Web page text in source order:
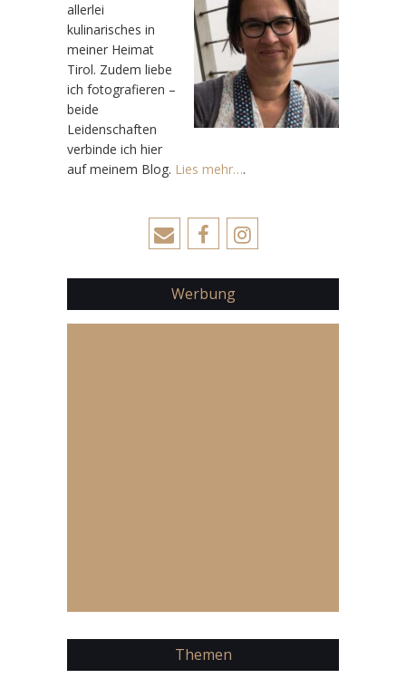
allerlei
kulinarisches in
meiner Heimat
Tirol. Zudem liebe
ich fotografieren –
beide
Leidenschaften
verbinde ich hier
auf meinem Blog. Lies mehr….
Werbung
Themen